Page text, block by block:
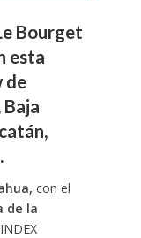
Bourget
esta
de
con el
de la